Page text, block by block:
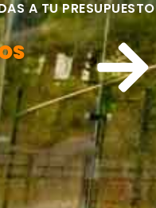
A TU PRESUPUESTO